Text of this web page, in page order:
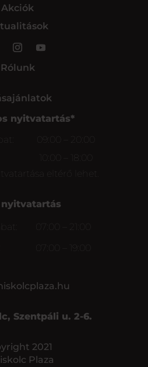
Akciók
Rólunk
nyitvatartás*
09:00 – 20:00
eltérő lehet.
nyitvatartás
07:00 – 21:00
Szentpáli u. 2-6.
2021
Plaza